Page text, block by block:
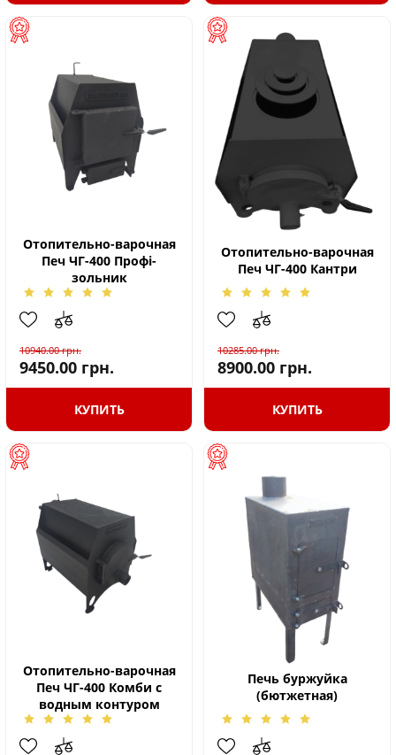
Отопительно-варочная
Печ ЧГ-400 Профі-
зольник
10940.00грн.
9450.00 грн.
КУПИТЬ
Отопительно-варочная
Печ ЧГ-400 Кантри
10285.00грн.
8900.00 грн.
КУПИТЬ
Отопительно-варочная
Печ ЧГ-400 Комби с
водным контуром
Печь буржуйка
(бютжетная)